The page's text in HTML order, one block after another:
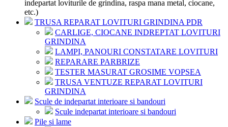
indepartat loviturile de grindina, raspa mana metal, ciocane,
etc.)
TRUSA REPARAT LOVITURI GRINDINA PDR
CARLIGE, CIOCANE INDREPTAT LOVITURI
GRINDINA
LAMPI, PANOURI CONSTATARE LOVITURI
REPARARE PARBRIZE
TESTER MASURAT GROSIME VOPSEA
TRUSA VENTUZE REPARAT LOVITURI
GRINDINA
Scule de indepartat interioare si bandouri
Scule indepartat interioare si bandouri
Pile si lame